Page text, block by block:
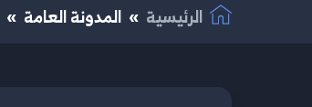
الرئيسية المدونة العامة